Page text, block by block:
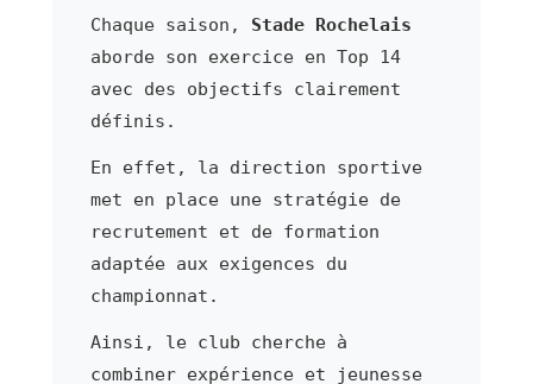
Chaque saison, Stade Rochelais
aborde son exercice en Top 14
avec des objectifs clairement
définis.
En effet, la direction sportive
met en place une stratégie de
recrutement et de formation
adaptée aux exigences du
championnat.
Ainsi, le club cherche à
combiner expérience et jeunesse